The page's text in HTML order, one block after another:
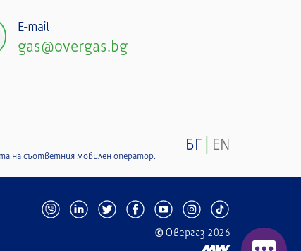
E-mail
gas@overgas.bg
на съответния мобилен оператор.
БГ EN
Овергаз 2026